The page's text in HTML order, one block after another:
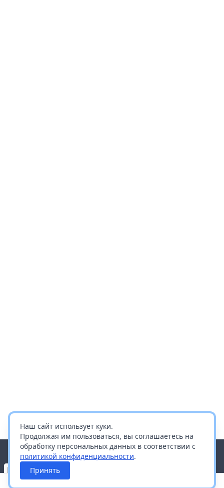
Наш сайт использует куки.
Продолжая им пользоваться, вы соглашаетесь на
обработку персональных данных в соответствии с
политикой конфиденциальности.
Принять